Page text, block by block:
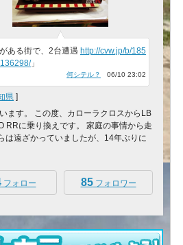
がある街で、2台遭遇 http://cvw.jp/b/185
」
何シテル？ 06/10 23:02
県 ]
ます。 この度、カローラクロスからLB
RRに乗り換えです。 家庭の事情から走
は遠ざかっていましたが、14年ぶりに
フォロー 85フォロワー